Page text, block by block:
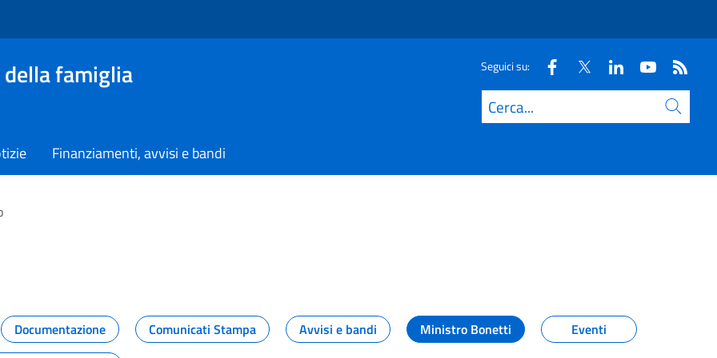
famiglia Seguici su:
Cerca
Finanziamenti, avvisi e bandi
dal Dipartimento
Documentazione Comunicati Stampa Avvisi e bandi Ministro Bonetti
Eventi